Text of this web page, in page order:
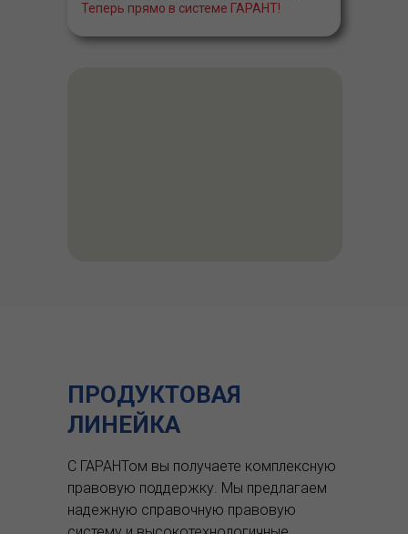
Теперь прямо в системе ГАРАНТ!
ПРОДУКТОВАЯ
ЛИНЕЙКА
С ГАРАНТом вы получаете комплексную
правовую поддержку. Мы предлагаем
надежную справочную правовую